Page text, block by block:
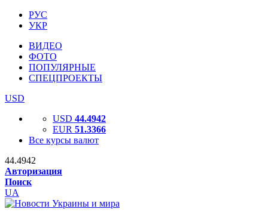
РУС
УКР
ВИДЕО
ФОТО
ПОПУЛЯРНЫЕ
СПЕЦПРОЕКТЫ
USD
USD 44.4942
EUR 51.3366
Все курсы валют
44.4942
Авторизация
Поиск
UA